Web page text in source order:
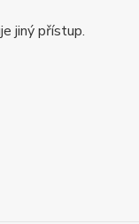
jiný přístup.